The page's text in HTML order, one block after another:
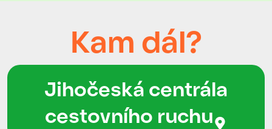
Kam dál?
Jihočeská centrála
cestovního ruchu